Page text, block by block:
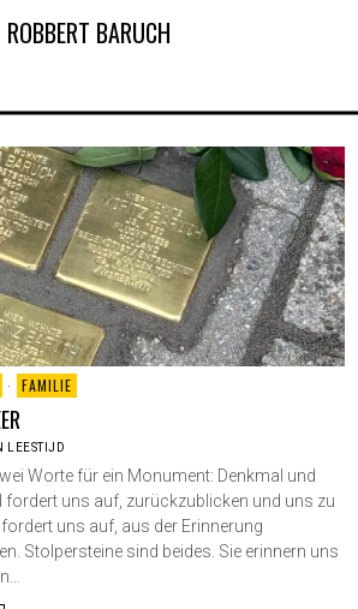
ROBBERT BARUCH
· FAMILIE
LEESTIJD
Worte für ein Monument: Denkmal und
fordert uns auf, zurückzublicken und uns zu
uns auf, aus der Erinnerung
Stolpersteine sind beides. Sie erinnern uns